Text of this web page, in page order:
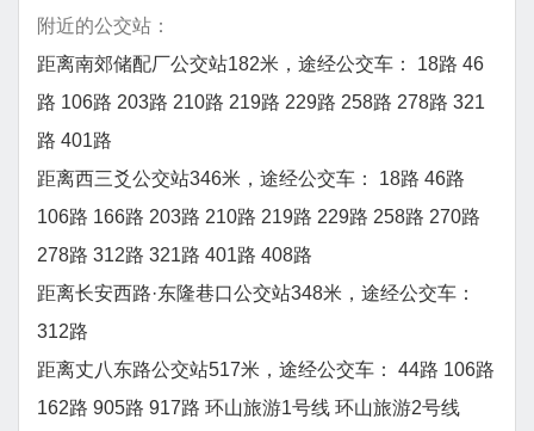
附近的公交站：
距离南郊储配厂公交站182米，途经公交车： 18路 46
路 106路 203路 210路 219路 229路 258路 278路 321
路 401路
距离西三爻公交站346米，途经公交车： 18路 46路
106路 166路 203路 210路 219路 229路 258路 270路
278路 312路 321路 401路 408路
距离长安西路·东隆巷口公交站348米，途经公交车：
312路
距离丈八东路公交站517米，途经公交车： 44路 106路
162路 905路 917路 环山旅游1号线 环山旅游2号线